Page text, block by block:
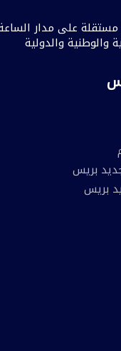
مستقلة على مدار
والوطنية والدولية
بريس
بريس